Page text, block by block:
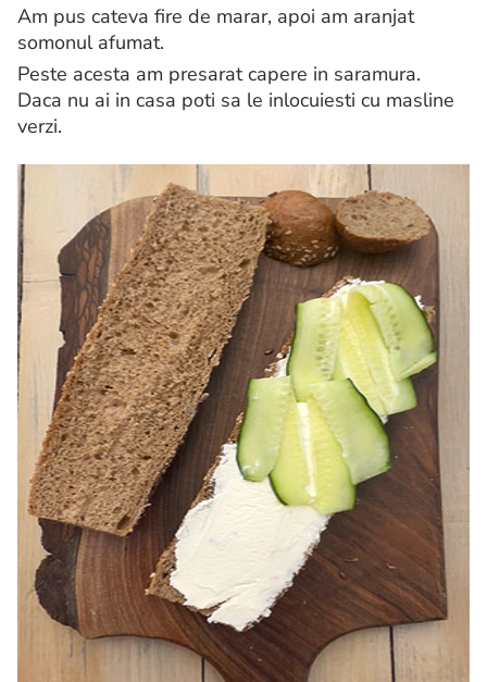
Am pus cateva fire de marar, apoi am aranjat
somonul afumat.
Peste acesta am presarat capere in saramura.
Daca nu ai in casa poti sa le inlocuiesti cu masline
verzi.